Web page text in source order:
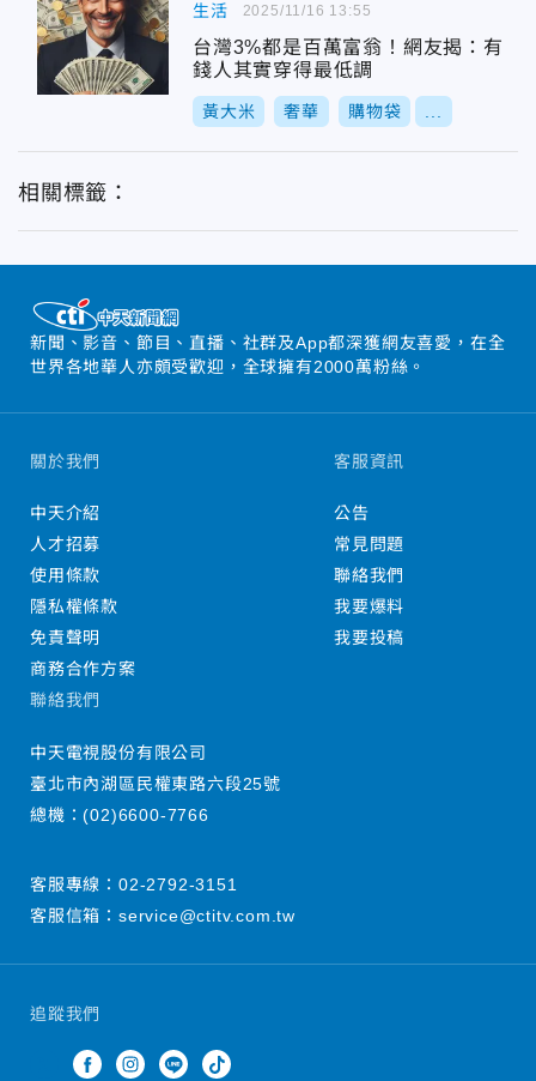
生活
台灣3%都是百萬富翁！網友揭：有
錢人其實穿得最低調
黃大米 奢華 購物袋
2025/11/16 13:55
相關標籤：
新聞、影音、節目、直播、社群及App都深獲網友喜愛，在全
世界各地華人亦頗受歡迎，全球擁有2000萬粉絲。
追蹤我們
關於我們
中天介紹
人才招募
使用條款
隱私權條款
免責聲明
商務合作方案
客服資訊
公告
常見問題
聯絡我們
我要爆料
我要投稿
聯絡我們
中天電視股份有限公司
臺北市內湖區民權東路六段25號
總機：(02)6600-7766
客服專線： 02-2792-3151
客服信箱： service@ctitv.com.tw